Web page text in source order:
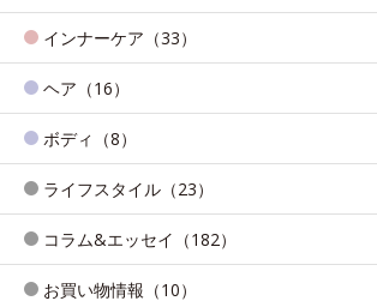
インナーケア（33）
ヘア（16）
ボディ（8）
ライフスタイル（23）
コラム&エッセイ（182）
お買い物情報（10）